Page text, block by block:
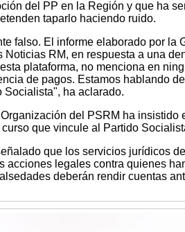
del PP en la Región y que ha
taparlo haciendo ruido.
falso. El informe elaborado por la
Noticias RM, en respuesta a una
plataforma, no menciona en
de pagos. Estamos hablando
Socialista", ha aclarado.
del PSRM ha
que vincule al Partido
que los servicios jurídicos
acciones legales contra quienes
deberán rendir cuentas